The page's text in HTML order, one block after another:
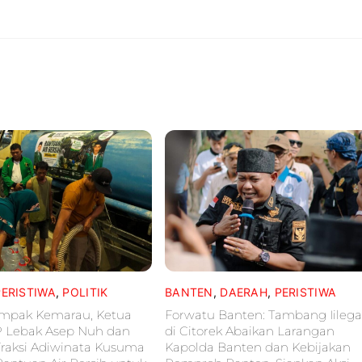
, POLITIK
Kemarau, Ketua
Lebak Asep Nuh dan
Adiwinata Kusuma
BANTEN, DAERAH, PERISTIWA
Forwatu Banten: Tambang
di Citorek Abaikan Larangan
Kapolda Banten dan Kebijakan